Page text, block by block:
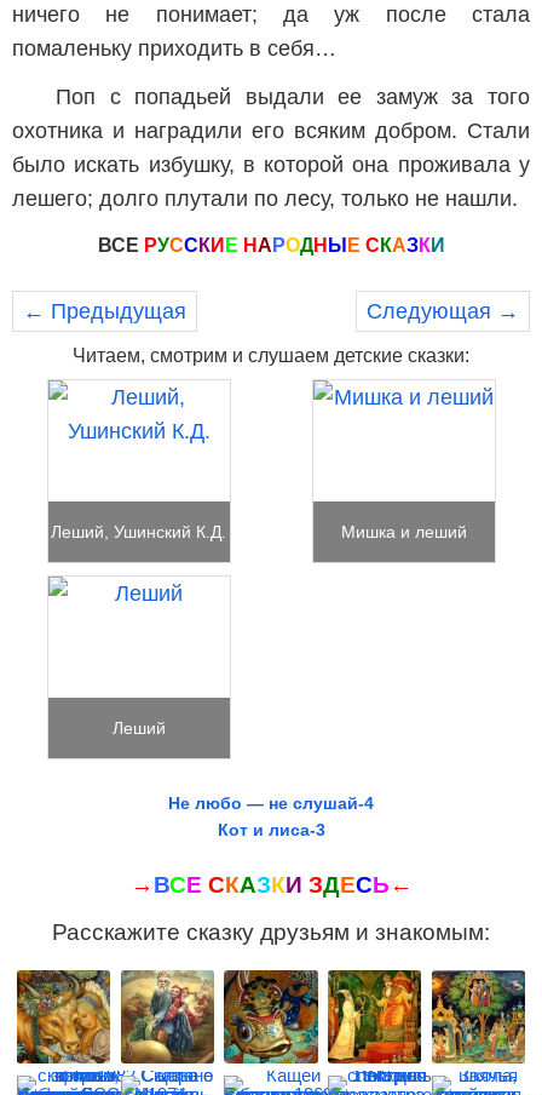
ничего не понимает; да уж после стала
помаленьку приходить в себя…
Поп с попадьей выдали ее замуж за того
охотника и наградили его всяким добром. Стали
было искать избушку, в которой она проживала у
лешего; долго плутали по лесу, только не нашли.
ВСЕ РУСС КИ Е НА РОДН Ы Е С КАЗКИ
← Предыдущая Следующая →
Читаем, смотрим и слушаем детские сказки:
Леший, Ушинский К.Д. Мишка и леший
Леший
Не любо — не слушай-4
Кот и лиса-3
→ ВСЕ СКАЗКИ ЗДЕСЬ ←
Расскажите сказку друзьям и знакомым: